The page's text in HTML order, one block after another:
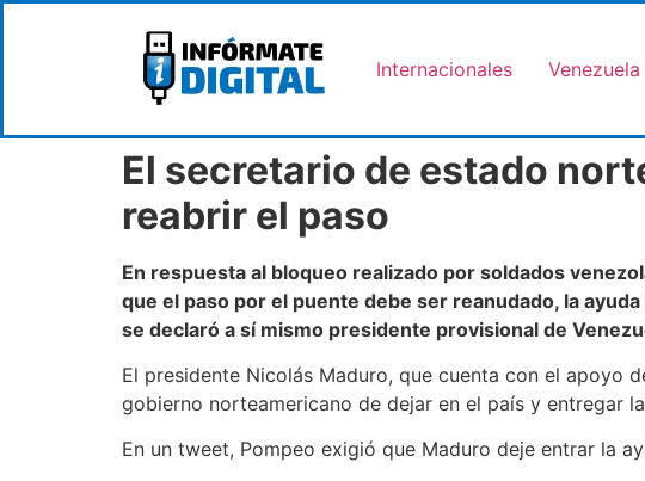
Internacionales Venezuela
El secretario de estado
reabrir el paso
En respuesta al bloqueo realizado por soldados
que el paso por el puente debe ser reanudado, la
se declaró a sí mismo presidente provisional de
El presidente Nicolás Maduro, que cuenta con el apoyo
gobierno norteamericano de dejar en el país y entregar
En un tweet, Pompeo exigió que Maduro deje entrar la